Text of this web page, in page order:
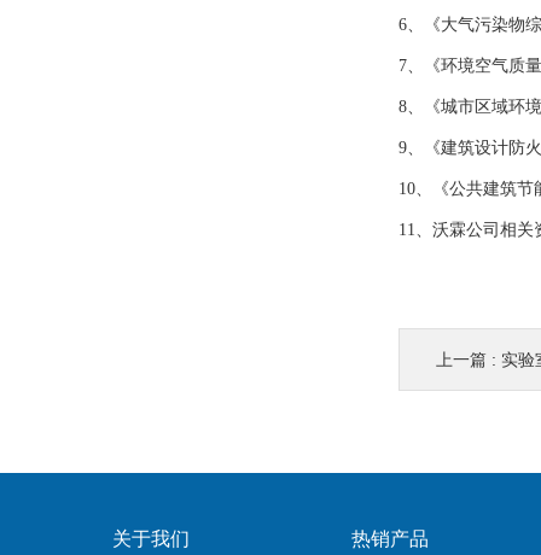
6、《大气污染物
7、《环境空气质
8、《城市区域环
9、《建筑设计防
10、《公共建筑节
11、沃霖公司相
上一篇 : 实验
关于我们 热销产品